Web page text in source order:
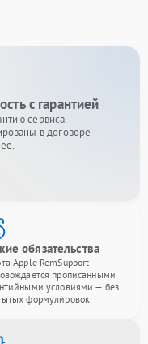
с гарантией
сервиса —
в договоре
обязательства
Apple RemSupport
прописанными
условиями — без
формулировок.